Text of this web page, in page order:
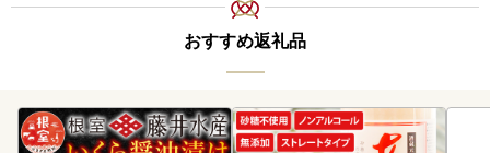
おすすめ返礼品